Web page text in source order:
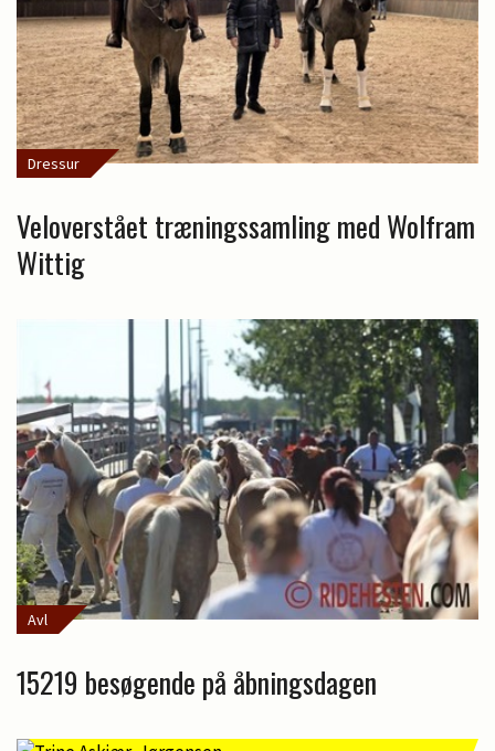
Dressur
Veloverstået træningssamling med Wolfram
Wittig
Avl
15219 besøgende på åbningsdagen